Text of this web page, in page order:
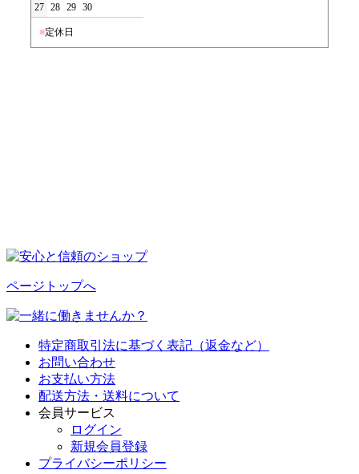
27 28 29 30
■定休日
ページトップへ
特定商取引法に基づく表記（返金など）
お問い合わせ
お支払い方法
配送方法・送料について
会員サービス
ログイン
新規会員登録
プライバシーポリシー